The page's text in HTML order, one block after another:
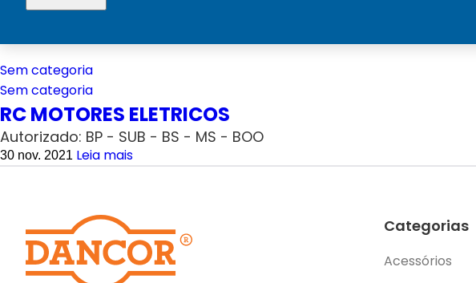
Sem categoria
Sem categoria
RC MOTORES ELETRICOS
Autorizado: BP - SUB - BS - MS - BOO
30 nov. 2021 Leia mais
Categorias
Acessórios